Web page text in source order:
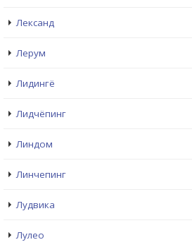
Лександ
Лерум
Лидингё
Лидчёпинг
Линдом
Линчепинг
Лудвика
Лулео